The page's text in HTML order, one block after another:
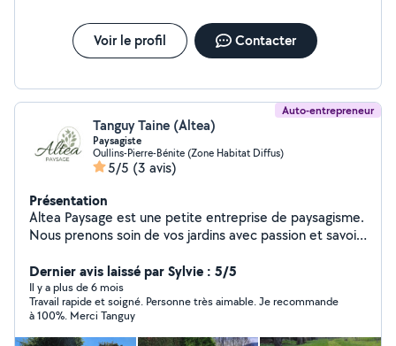
Voir le profil Contacter
Auto-entrepreneur
Tanguy Taine (Altea)
Paysagiste
Oullins-Pierre-Bénite (Zone Habitat Diffus)
5/5 (3 avis)
Présentation
Altea Paysage est une petite entreprise de paysagisme.
Nous prenons soin de vos jardins avec passion et savoir-
verts en alliant qualité et respect de la nature. Devis
gratuit et crédit d'impôt disponible.
Dernier avis laissé par Sylvie : 5/5
Il y a plus de 6 mois
Travail rapide et soigné. Personne très aimable. Je recommande
à 100%. Merci Tanguy